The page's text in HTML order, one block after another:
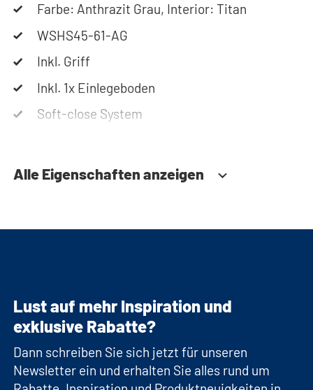
Farbe: Anthrazit Grau, Interior: Titan
WSHS45-61-AG
Inkl. Griff
Inkl. 1x Einlegeboden
Soft-close System
Alle Eigenschaften anzeigen
Lust auf mehr Inspiration und
exklusive Rabatte?
Dann schreiben Sie sich jetzt für unseren
Newsletter ein und erhalten Sie alles rund um